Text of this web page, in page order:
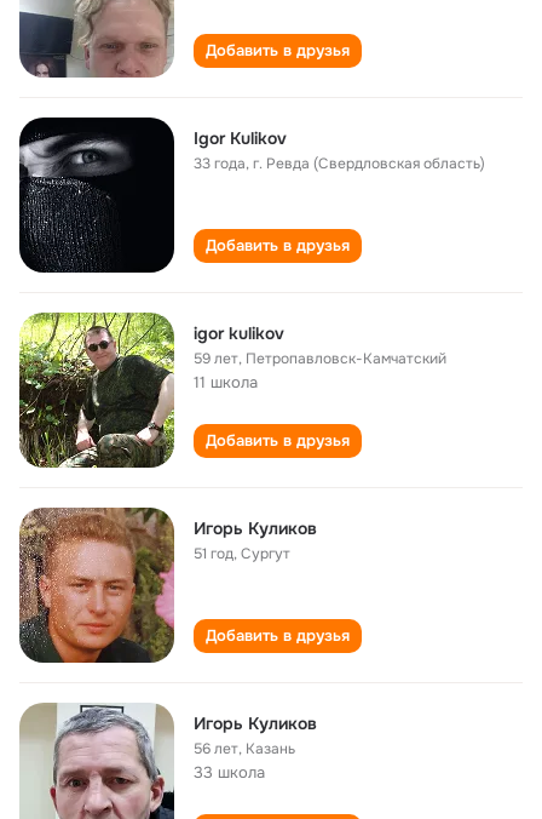
Добавить в друзья
Igor Kulikov
33 года,г. Ревда (Свердловская область)
Добавить в друзья
igor kulikov
59 лет, Петропавловск-Камчатский
11 школа
Добавить в друзья
Игорь Куликов
51 год,Сургут
Добавить в друзья
Игорь Куликов
56 лет, Казань
33 школа